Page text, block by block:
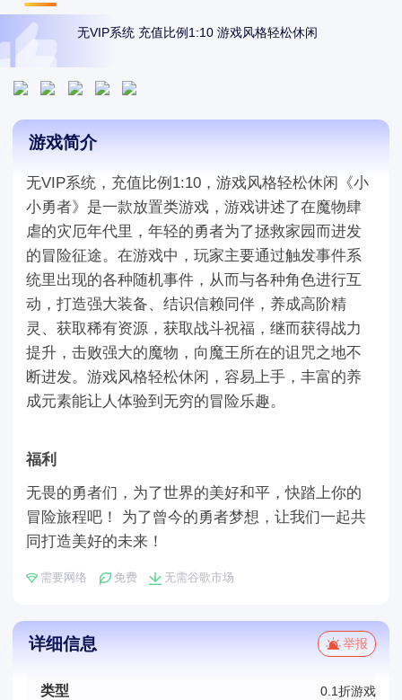
无VIP系统 充值比例1:10 游戏风格轻松休闲
游戏简介
无VIP系统，充值比例1:10，游戏风格轻松休闲《小
小勇者》是一款放置类游戏，游戏讲述了在魔物肆
虐的灾厄年代里，年轻的勇者为了拯救家园而进发
的冒险征途。在游戏中，玩家主要通过触发事件系
统里出现的各种随机事件，从而与各种角色进行互
动，打造强大装备、结识信赖同伴，养成高阶精
灵、获取稀有资源，获取战斗祝福，继而获得战力
提升，击败强大的魔物，向魔王所在的诅咒之地不
断进发。游戏风格轻松休闲，容易上手，丰富的养
成元素能让人体验到无穷的冒险乐趣。
福利
无畏的勇者们，为了世界的美好和平，快踏上你的
冒险旅程吧！ 为了曾今的勇者梦想，让我们一起共
同打造美好的未来！
需要网络 免费 无需谷歌市场
详细信息 举报
类型 0.1折游戏